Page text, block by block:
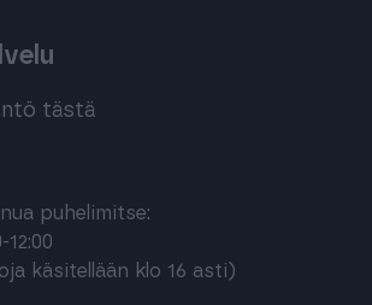
tästä
puhelimitse:
12:00
käsitellään klo 16 asti)